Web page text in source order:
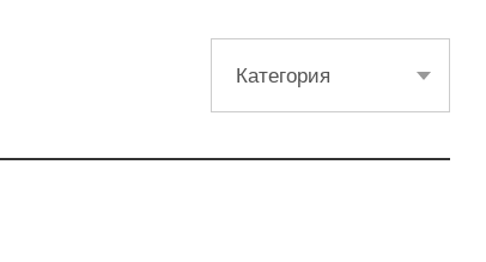
Категория